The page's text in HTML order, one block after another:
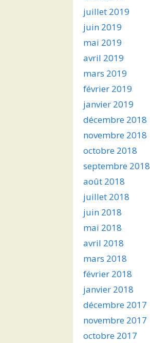
juillet 2019
juin 2019
mai 2019
avril 2019
mars 2019
février 2019
janvier 2019
décembre 2018
novembre 2018
octobre 2018
septembre 2018
août 2018
juillet 2018
juin 2018
mai 2018
avril 2018
mars 2018
février 2018
janvier 2018
décembre 2017
novembre 2017
octobre 2017